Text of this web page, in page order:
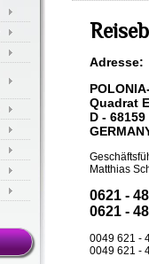
Adresse:
Quadrat
D -
Matthias
0621 -
0621 -
0049 621 -
0049 621 -